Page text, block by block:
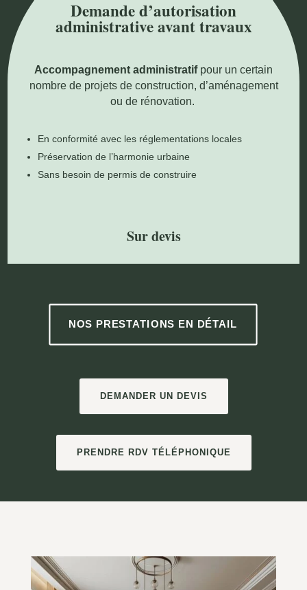
Demande d’autorisation
administrative avant travaux
Accompagnement administratifpour un certain
nombre de projets de construction, d’aménagement
ou de rénovation.
En conformité avec les réglementations locales
Préservation de l’harmonie urbaine
Sans besoin de permis de construire
Sur devis
NOS PRESTATIONS EN DÉTAIL
DEMANDER UN DEVIS
PRENDRE RDV TÉLÉPHONIQUE